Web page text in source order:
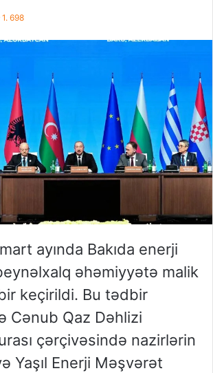
1. 698
ayında Bakıda enerji
əhəmiyyətə malik
keçirildi. Bu tədbir
Cənub Qaz Dəhlizi
çərçivəsində nazirlərin
Yaşıl Enerji Məşvərət